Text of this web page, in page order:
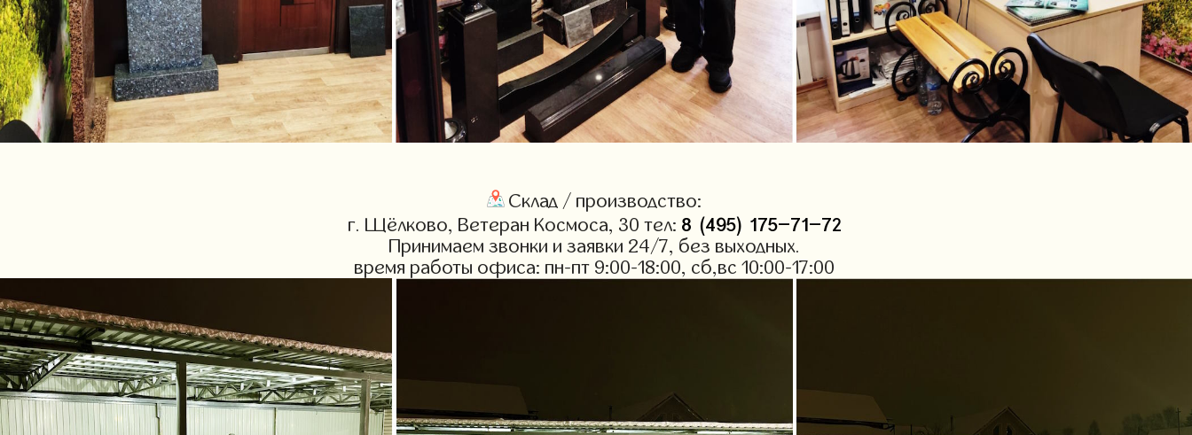
Склад / производство:
г. Щёлково, Ветеран Космоса, 30 тел: 8 (495) 175-71-72
Принимаем звонки и заявки 24/7, без выходных.
время работы офиса: пн-пт 9:00-18:00, сб,вс 10:00-17:00